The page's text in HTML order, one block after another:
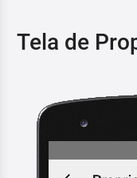
Tela de